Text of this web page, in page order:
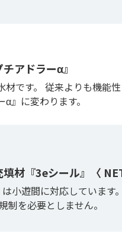
アドラーα』
です。 従来よりも機能
』に変わります。
材『3eシール』〈
小遊間に対応しています。
制を必要としません。